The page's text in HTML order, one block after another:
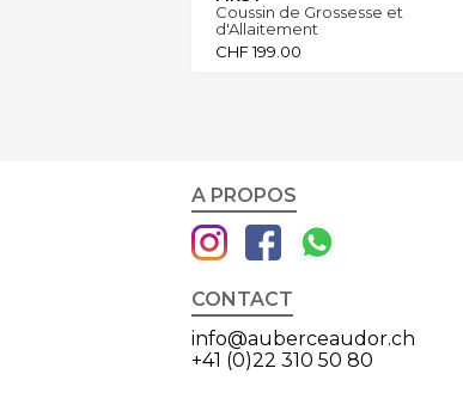
Coussin de Grossesse et
d'Allaitement
CHF199.00
A PROPOS
CONTACT
info@auberceaudor.ch
+41 (0)22 310 50 80